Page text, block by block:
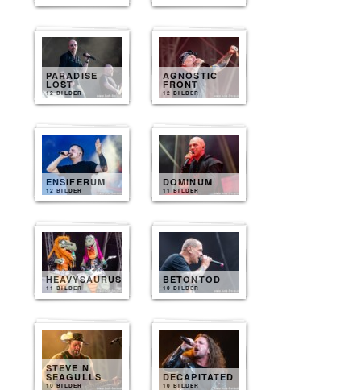
PARADISE
LOST
12 BILDER
AGNOSTIC
FRONT
12 BILDER
ENSIFERUM
12 BILDER
DOMINUM
11 BILDER
HEAVYSAURUS
11 BILDER
BETONTOD
10 BILDER
STEVE N
SEAGULLS
10 BILDER
DECAPITATED
10 BILDER